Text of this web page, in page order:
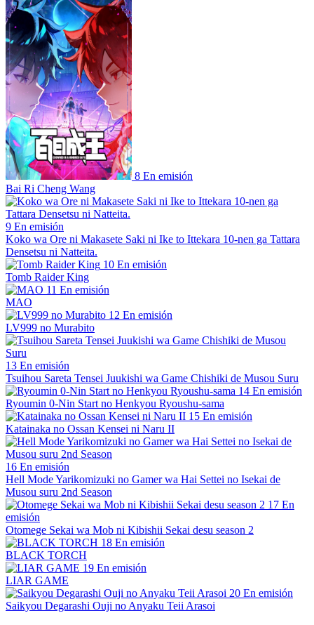
8 En emisión
Bai Ri Cheng Wang
9 En emisión
Koko wa Ore ni Makasete Saki ni Ike to Ittekara 10-nen ga Tattara
Densetsu ni Natteita.
10 En emisión
Tomb Raider King
11 En emisión
MAO
12 En emisión
LV999 no Murabito
13 En emisión
Tsuihou Sareta Tensei Juukishi wa Game Chishiki de Musou Suru
14 En emisión
Ryoumin 0-Nin Start no Henkyou Ryoushu-sama
15 En emisión
Katainaka no Ossan Kensei ni Naru II
16 En emisión
Hell Mode Yarikomizuki no Gamer wa Hai Settei no Isekai de
Musou suru 2nd Season
17 En
emisión
Otomege Sekai wa Mob ni Kibishii Sekai desu season 2
18 En emisión
BLACK TORCH
19 En emisión
LIAR GAME
20 En emisión
Saikyou Degarashi Ouji no Anyaku Teii Arasoi